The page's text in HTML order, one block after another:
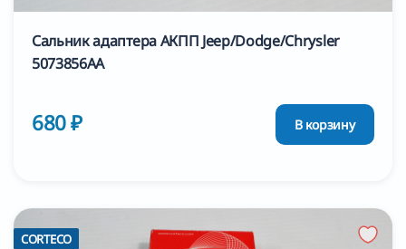
Сальник адаптера АКПП Jeep/Dodge/Chrysler
5073856AA
680 ₽ В корзину
CORTECO